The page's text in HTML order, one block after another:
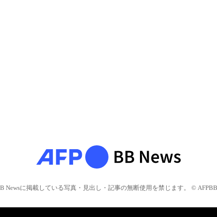
Newsに掲載している写真・見出し・記事の無断使用を禁じます。 © AFPBB